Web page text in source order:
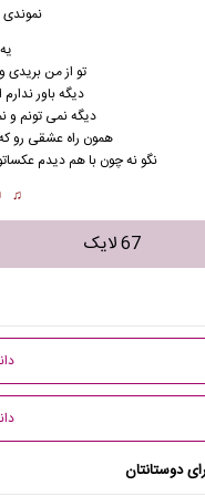
تو از من بریدی
دیگه باور
دیگه نمی تونم و
همون راه عشقی رو
نگو نه چون با هم دیدم
♫
67 لایک
دوستانتان